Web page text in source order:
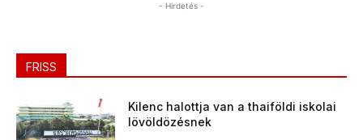
- Hirdetés -
FRISS
Kilenc halottja van a thaiföldi iskolai
lövöldözésnek